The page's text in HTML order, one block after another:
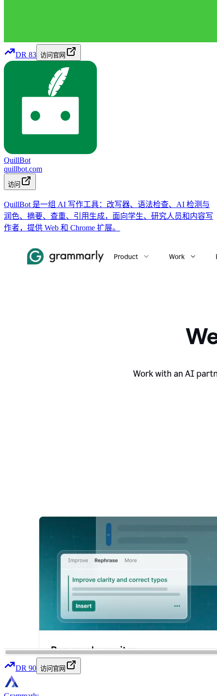
DR 83 访问官网
QuillBot
quillbot.com
访问
QuillBot 是一组 AI 写作工具：改写器、语法检查、AI 检测与
润色、摘要、查重、引用生成，面向学生、研究人员和内容写
作者，提供 Web 和 Chrome 扩展。
DR 90 访问官网